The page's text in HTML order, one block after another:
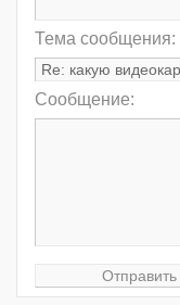
Тема сообщения:
Сообщение: